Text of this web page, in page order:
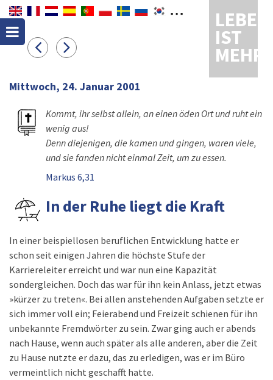
LEBEN
IST
MEHR
Mittwoch, 24. Januar 2001
Kommt, ihr selbst allein, an einen öden Ort und ruht ein
wenig aus!
Denn diejenigen, die kamen und gingen, waren viele,
und sie fanden nicht einmal Zeit, um zu essen.
Markus 6,31
In der Ruhe liegt die Kraft
In einer beispiellosen beruflichen Entwicklung hatte er
schon seit einigen Jahren die höchste Stufe der
Karriereleiter erreicht und war nun eine Kapazität
sondergleichen. Doch das war für ihn kein Anlass, jetzt etwas
»kürzer zu treten«. Bei allen anstehenden Aufgaben setzte er
sich immer voll ein; Feierabend und Freizeit schienen für ihn
unbekannte Fremdwörter zu sein. Zwar ging auch er abends
nach Hause, wenn auch später als alle anderen, aber die Zeit
zu Hause nutzte er dazu, das zu erledigen, was er im Büro
vermeintlich nicht geschafft hatte.